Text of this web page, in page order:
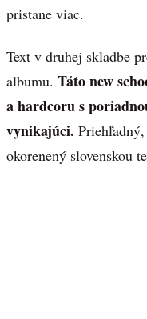
pristane viac.
Text v druhej skladbe
albumu. Táto new
a hardcoru s
vynikajúci.
okorenený slovenskou